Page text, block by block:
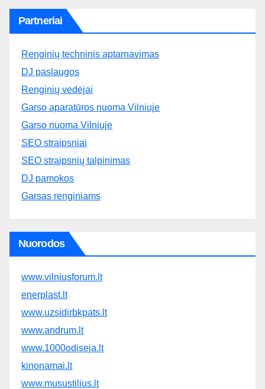
Partneriai
Renginių techninis aptarnavimas
DJ paslaugos
Renginių vedėjai
Garso aparatūros nuoma Vilniuje
Garso nuoma Vilniuje
SEO straipsniai
SEO straipsnių talpinimas
DJ pamokos
Garsas renginiams
Nuorodos
www.vilniusforum.lt
enerplast.lt
www.uzsidirbkpats.lt
www.andrum.lt
www.1000odiseja.lt
kinonamai.lt
www.musustilius.lt